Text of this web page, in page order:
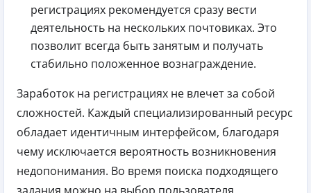
регистрациях рекомендуется сразу вести
деятельность на нескольких почтовиках. Это
позволит всегда быть занятым и получать
стабильно положенное вознаграждение.
Заработок на регистрациях не влечет за собой
сложностей. Каждый специализированный ресурс
обладает идентичным интерфейсом, благодаря
чему исключается вероятность возникновения
недопонимания. Во время поиска подходящего